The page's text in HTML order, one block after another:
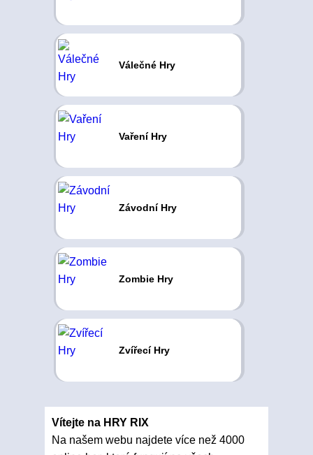
Válečné Hry
Vaření Hry
Závodní Hry
Zombie Hry
Zvířecí Hry
Vítejte na HRY RIX
Na našem webu najdete více než 4000